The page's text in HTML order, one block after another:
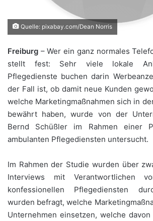
Quelle: pixabay.com/Dean Norris
Freiburg – Wer ein ganz normales
stellt fest: Sehr viele lokale
Pflegedienste buchen darin
der Fall ist, ob damit neue Kunden
welche Marketingmaßnahmen sich in
bewährt haben, wurde von der
Bernd Schüßler im Rahmen einer
ambulanten Pflegediensten untersucht.
Im Rahmen der Studie wurden über
Interviews mit Verantwortlichen
konfessionellen Pflegediensten
wurden befragt, welche
Unternehmen einsetzen, welche